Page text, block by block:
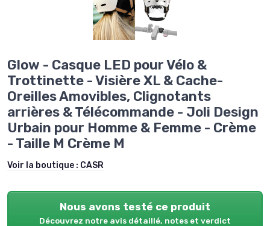
Glow - Casque LED pour Vélo &
Trottinette - Visière XL & Cache-
Oreilles Amovibles, Clignotants
arrières & Télécommande - Joli Design
Urbain pour Homme & Femme - Crème
- Taille M Crème M
Voir la boutique : CASR
Nous avons testé ce produit
Découvrez notre avis détaillé, notes et verdict